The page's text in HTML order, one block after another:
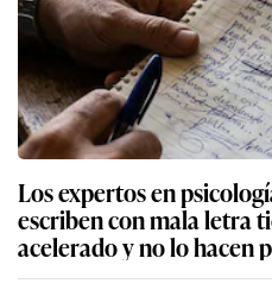
Los expertos en
escriben con mala letra
acelerado y no lo hacen